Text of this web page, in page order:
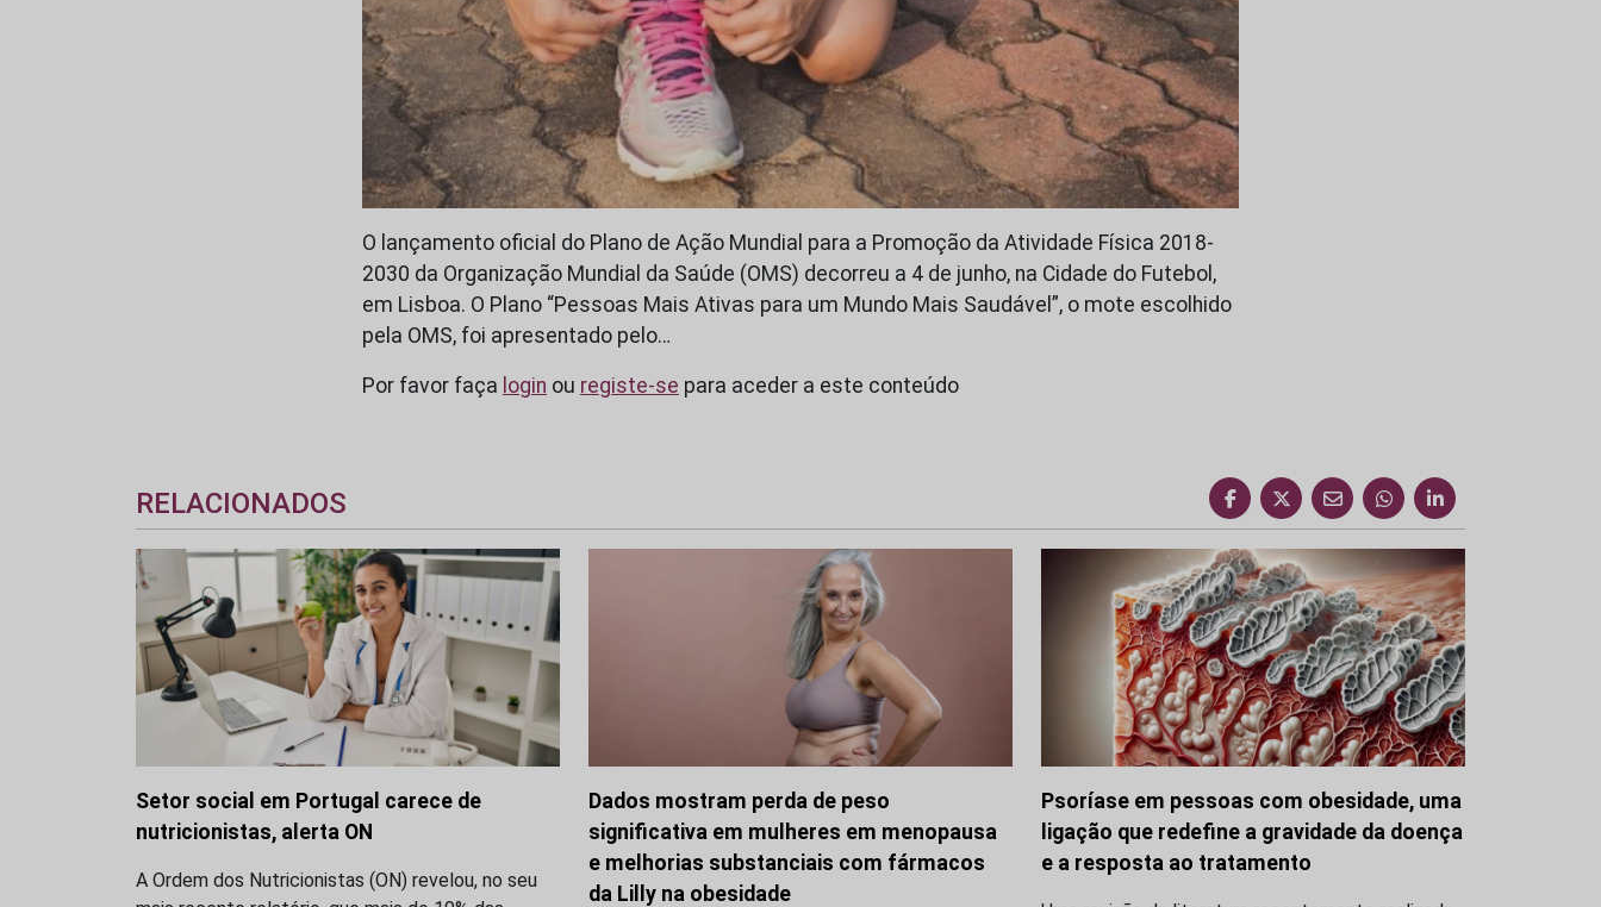
O lançamento oficial do Plano de Ação Mundial para a Promoção da Atividade Física 2018-
2030 da Organização Mundial da Saúde (OMS) decorreu a 4 de junho, na Cidade do Futebol,
em Lisboa. O Plano “Pessoas Mais Ativas para um Mundo Mais Saudável”, o mote escolhido
pela OMS, foi apresentado pelo…
Por favor faça login ou registe-se para aceder a este conteúdo
RELACIONADOS
Setor social em Portugal carece de
nutricionistas, alerta ON
A Ordem dos Nutricionistas (ON) revelou, no seu
Dados mostram perda de peso
significativa em mulheres em menopausa
e melhorias substanciais com fármacos
da Lilly na obesidade
Psoríase em pessoas com obesidade, uma
ligação que redefine a gravidade da doença
e a resposta ao tratamento